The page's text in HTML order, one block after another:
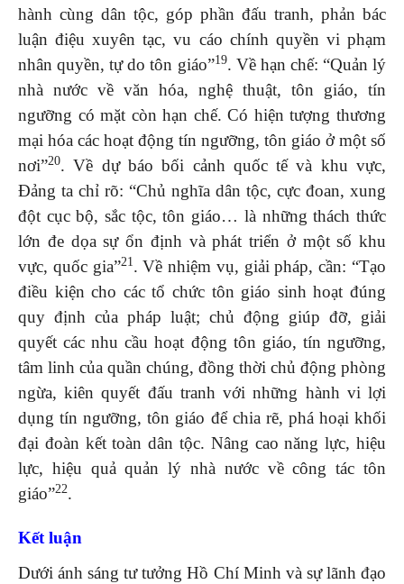
hành cùng dân tộc, góp phần đấu tranh, phản bác
luận điệu xuyên tạc, vu cáo chính quyền vi phạm
nhân quyền, tự do tôn giáo”19. Về hạn chế: “Quản lý
nhà nước về văn hóa, nghệ thuật, tôn giáo, tín
ngưỡng có mặt còn hạn chế. Có hiện tượng thương
mại hóa các hoạt động tín ngưỡng, tôn giáo ở một số
nơi”20. Về dự báo bối cảnh quốc tế và khu vực,
Đảng ta chỉ rõ: “Chủ nghĩa dân tộc, cực đoan, xung
đột cục bộ, sắc tộc, tôn giáo… là những thách thức
lớn đe dọa sự ổn định và phát triển ở một số khu
vực, quốc gia”21. Về nhiệm vụ, giải pháp, cần: “Tạo
điều kiện cho các tổ chức tôn giáo sinh hoạt đúng
quy định của pháp luật; chủ động giúp đỡ, giải
quyết các nhu cầu hoạt động tôn giáo, tín ngưỡng,
tâm linh của quần chúng, đồng thời chủ động phòng
ngừa, kiên quyết đấu tranh với những hành vi lợi
dụng tín ngưỡng, tôn giáo để chia rẽ, phá hoại khối
đại đoàn kết toàn dân tộc. Nâng cao năng lực, hiệu
lực, hiệu quả quản lý nhà nước về công tác tôn
giáo”22.
Kết luận
Dưới ánh sáng tư tưởng Hồ Chí Minh và sự lãnh đạo